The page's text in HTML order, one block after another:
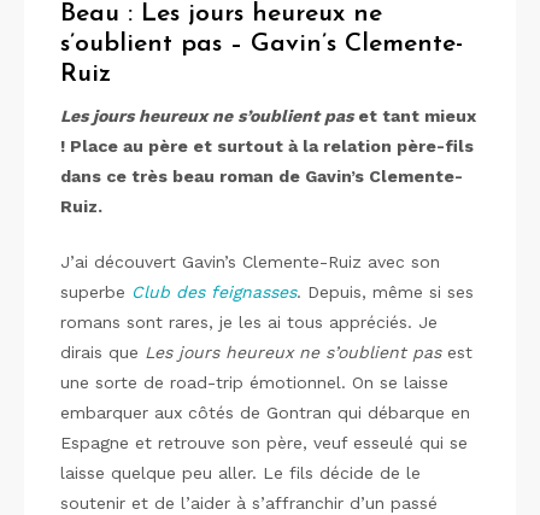
Beau : Les jours heureux ne
s’oublient pas – Gavin’s Clemente-
Ruiz
Les jours heureux ne s’oublient paset tant mieux
! Place au père et surtout à la relation père-fils
dans ce très beau roman de Gavin’s Clemente-
Ruiz.
J’ai découvert Gavin’s Clemente-Ruiz avec son
superbe Club des feignasses. Depuis, même si ses
romans sont rares, je les ai tous appréciés. Je
dirais que Les jours heureux ne s’oublient pasest
une sorte de road-trip émotionnel. On se laisse
embarquer aux côtés de Gontran qui débarque en
Espagne et retrouve son père, veuf esseulé qui se
laisse quelque peu aller. Le fils décide de le
soutenir et de l’aider à s’affranchir d’un passé